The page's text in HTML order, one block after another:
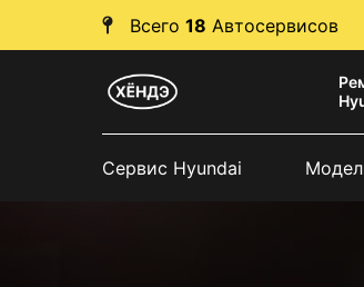
Всего 18 Автосервисов
Сервис Hyundai